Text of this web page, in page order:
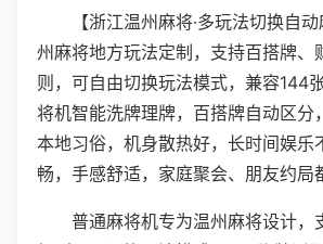
【浙江温州麻将·多玩法切换自
州麻将地方玩法定制，支持百搭牌、
则，可自由切换玩法模式，兼容144
将机智能洗牌理牌，百搭牌自动区分
本地习俗，机身散热好，长时间娱乐
畅，手感舒适，家庭聚会、朋友约局
普通麻将机专为温州麻将设计，